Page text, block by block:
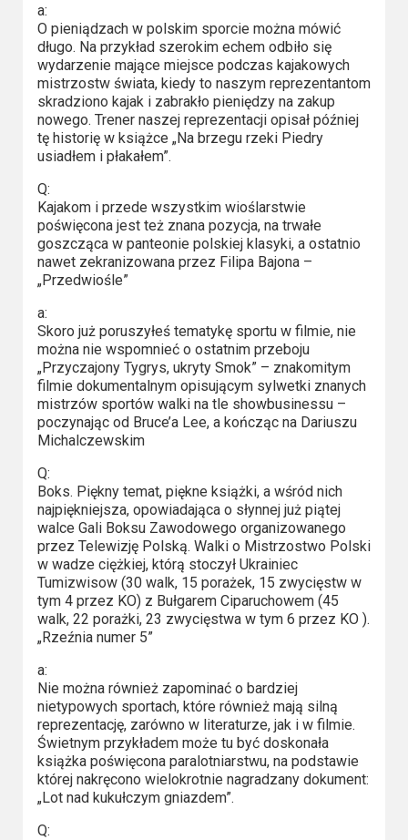
a:
O pieniądzach w polskim sporcie można mówić
długo. Na przykład szerokim echem odbiło się
wydarzenie mające miejsce podczas kajakowych
mistrzostw świata, kiedy to naszym reprezentantom
skradziono kajak i zabrakło pieniędzy na zakup
nowego. Trener naszej reprezentacji opisał później
tę historię w książce „Na brzegu rzeki Piedry
usiadłem i płakałem”.
Q:
Kajakom i przede wszystkim wioślarstwie
poświęcona jest też znana pozycja, na trwałe
goszcząca w panteonie polskiej klasyki, a ostatnio
nawet zekranizowana przez Filipa Bajona –
„Przedwiośle”
a:
Skoro już poruszyłeś tematykę sportu w filmie, nie
można nie wspomnieć o ostatnim przeboju
„Przyczajony Tygrys, ukryty Smok” – znakomitym
filmie dokumentalnym opisującym sylwetki znanych
mistrzów sportów walki na tle showbusinessu –
poczynając od Bruce’a Lee, a kończąc na Dariuszu
Michalczewskim
Q:
Boks. Piękny temat, piękne książki, a wśród nich
najpiękniejsza, opowiadająca o słynnej już piątej
walce Gali Boksu Zawodowego organizowanego
przez Telewizję Polską. Walki o Mistrzostwo Polski
w wadze ciężkiej, którą stoczył Ukrainiec
Tumizwisow (30 walk, 15 porażek, 15 zwycięstw w
tym 4 przez KO) z Bułgarem Ciparuchowem (45
walk, 22 porażki, 23 zwycięstwa w tym 6 przez KO ).
„Rzeźnia numer 5”
a:
Nie można również zapominać o bardziej
nietypowych sportach, które również mają silną
reprezentację, zarówno w literaturze, jak i w filmie.
Świetnym przykładem może tu być doskonała
książka poświęcona paralotniarstwu, na podstawie
której nakręcono wielokrotnie nagradzany dokument:
„Lot nad kukułczym gniazdem”.
Q: